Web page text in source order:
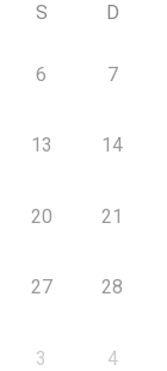
S D
6 7
13 14
20 21
27 28
3 4